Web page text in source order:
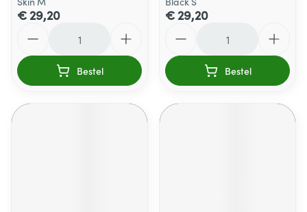
€ 29,20
Bestel
€ 29,20
Bestel